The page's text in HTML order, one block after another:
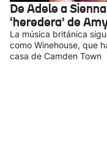
De Adele a
‘heredera’ de
La música británica
como Winehouse, que
casa de Camden Town